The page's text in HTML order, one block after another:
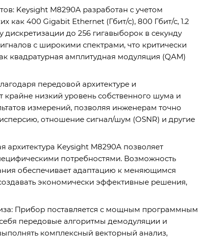
Keysight M8290A разработан с учетом
как 400 Gigabit Ethernet (Гбит/с), 800 Гбит/с, 1.2
до 256 гигавыборок в секунду
с широкими спектрами, что критически
квадратурная амплитудная модуляция (QAM)
передовой архитектуре и
низкий уровень собственного шума и
измерений, позволяя инженерам точно
отношение сигнал/шум (OSNR) и другие
архитектура Keysight M8290A позволяет
потребностями. Возможность
обеспечивает адаптацию к меняющимся
экономически эффективные решения,
Прибор поставляется с мощным программным
передовые алгоритмы демодуляции и
комплексный векторный анализ,